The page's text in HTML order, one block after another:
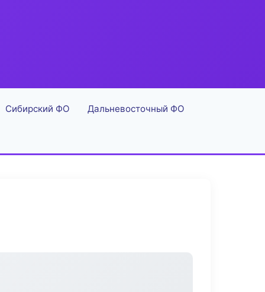
Сибирский ФО Дальневосточный ФО